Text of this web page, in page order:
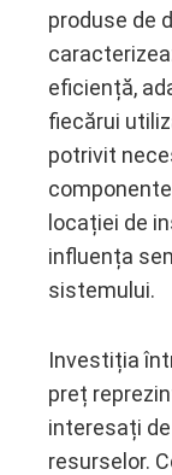
produse de
eficiență,
fiecărui
potrivit
locației de
influența
sistemului.
Investiția
preț
interesați
resurselor.